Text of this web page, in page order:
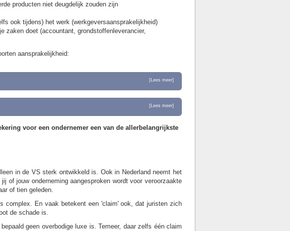
producten niet deugdelijk zouden zijn
ook tijdens) het werk (werkgeversaansprakelijkheid)
zaken doet (accountant, grondstoffenleverancier,
aansprakelijkheid:
[Lees meer]
[Lees meer]
voor een ondernemer een van de allerbelangrijkste
in de VS sterk ontwikkeld is. Ook in Nederland neemt het
of jouw onderneming aangesproken wordt voor veroorzaakte
of tien geleden.
complex. En vaak betekent een 'claim' ook, dat juristen zich
de schade is.
geen overbodige luxe is. Temeer, daar zelfs één claim